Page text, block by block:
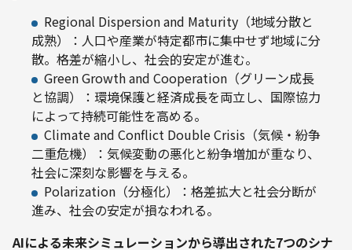
Regional Dispersion and Maturity（地域分散と
成熟）：人口や産業が特定都市に集中せず地域に分
散。格差が縮小し、社会的安定が進む。
Green Growth and Cooperation（グリーン成長
と協調）：環境保護と経済成長を両立し、国際協力
によって持続可能性を高める。
Climate and Conflict Double Crisis（気候・紛争
二重危機）：気候変動の悪化と紛争増加が重なり、
社会に深刻な影響を与える。
Polarization（分極化）：格差拡大と社会分断が
進み、社会の安定が損なわれる。
AIによる未来シミュレーションから導出された7つのシナ